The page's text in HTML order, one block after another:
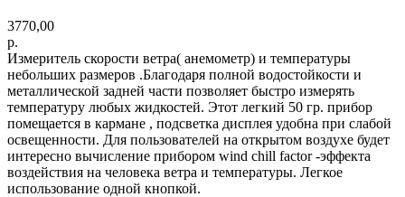
3770,00
р.
Измеритель скорости ветра( анемометр) и температуры
небольших размеров .Благодаря полной водостойкости и
металлической задней части позволяет быстро измерять
температуру любых жидкостей. Этот легкий 50 гр. прибор
помещается в кармане , подсветка дисплея удобна при слабой
освещенности. Для пользователей на открытом воздухе будет
интересно вычисление прибором wind chill factor -эффекта
воздействия на человека ветра и температуры. Легкое
использование одной кнопкой.